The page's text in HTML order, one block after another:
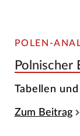
POLEN-
Polnischer
Tabellen
Zum Beitrag